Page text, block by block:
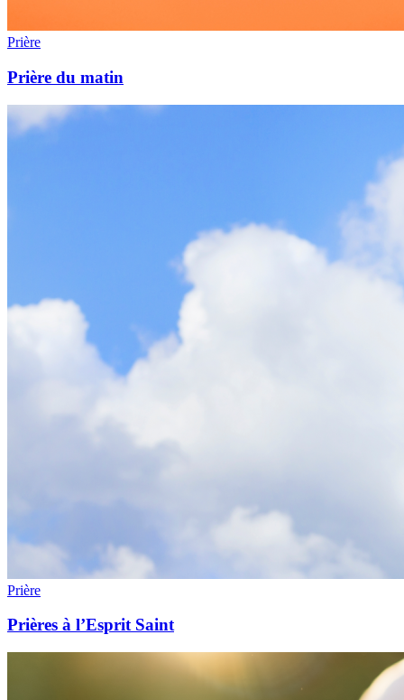
Prière
Prière du matin
Prière
Prières à l’Esprit Saint